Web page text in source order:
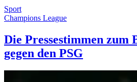
Sport
Champions League
Die Pressestimmen zum
gegen den PSG